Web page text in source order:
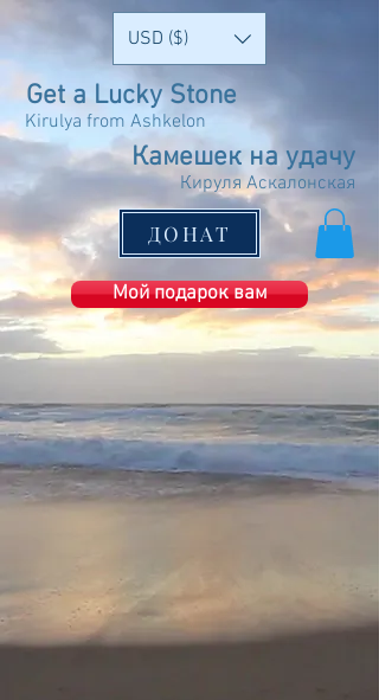
USD ($)
Get a Lucky Stone
Kirulya from Ashkelon
Камешек на удачу
Кируля Аскалонская
ДОНАТ
Мой подарок вам